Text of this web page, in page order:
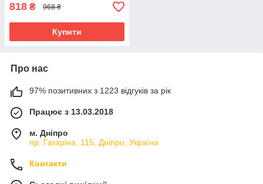
818 ₴ 968 ₴
Купити
Про нас
97% позитивних з 1223 відгуків за рік
Працює з 13.03.2018
м. Дніпро
пр. Гагаріна, 115, Дніпро, Україна
Контакти